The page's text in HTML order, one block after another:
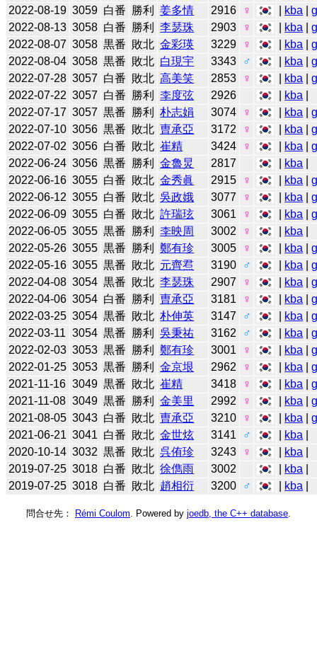
2022-08-19 3059 白番 勝利 姜多情 2916 ♀ kba |
2022-08-13 3058 白番 勝利 李瑟珠 2903 ♀ kba |
2022-08-07 3058 黒番 敗北 金彩瑛 3229 ♀ kba |
2022-08-04 3058 黒番 敗北 白現宇 3343 ♂ kba |
2022-07-28 3057 白番 敗北 高美笑 2853 ♀ kba |
2022-07-22 3057 白番 勝利 李度弦 2926 kba
2022-07-17 3057 黒番 勝利 朴志娟 3074 ♀ kba |
2022-07-10 3056 黒番 敗北 曺承亞 3172 ♀ kba |
2022-07-02 3056 白番 敗北 崔精 3424 ♀ kba |
2022-06-24 3056 黒番 勝利 金魯炅 2817 kba
2022-06-16 3055 白番 敗北 金秀眞 2915 ♀ kba |
2022-06-12 3055 白番 敗北 吳政娥 3077 ♀ kba |
2022-06-09 3055 白番 敗北 許瑞玹 3061 ♀ kba |
2022-06-05 3055 黒番 勝利 李映周 3002 ♀ kba
2022-05-26 3055 黒番 勝利 鄭有珍 3005 ♀ kba |
2022-05-16 3055 黒番 敗北 元齊焄 3190 ♂ kba |
2022-04-08 3054 黒番 敗北 李瑟珠 2907 ♀ kba |
2022-04-06 3054 白番 勝利 曺承亞 3181 ♀ kba |
2022-03-25 3054 黒番 敗北 朴伸英 3147 ♂ kba |
2022-03-11 3054 黒番 勝利 吳秉祐 3162 ♂ kba |
2022-02-03 3053 黒番 勝利 鄭有珍 3001 ♀ kba |
2022-01-25 3053 黒番 勝利 金京垠 2962 ♀ kba |
2021-11-16 3049 黒番 敗北 崔精 3418 ♀ kba |
2021-11-08 3049 黒番 勝利 金美里 2992 ♀ kba |
2021-08-05 3043 白番 敗北 曺承亞 3210 ♀ kba |
2021-06-21 3041 白番 敗北 金世炫 3141 ♂ kba
2020-10-14 3032 黒番 敗北 呉侑珍 3243 ♀ kba
2019-07-25 3018 白番 敗北 徐儁雨 3002 kba
2019-07-25 3018 白番 敗北 趙相衍 3200 ♂ kba
問合せ先： Rémi Coulom . Powered by joedb, the C++ database